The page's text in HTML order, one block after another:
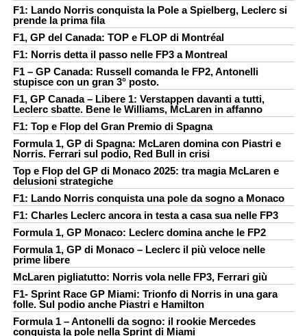
F1: Lando Norris conquista la Pole a Spielberg, Leclerc si
prende la prima fila
F1, GP del Canada: TOP e FLOP di Montréal
F1: Norris detta il passo nelle FP3 a Montreal
F1 – GP Canada: Russell comanda le FP2, Antonelli
stupisce con un gran 3° posto.
F1, GP Canada – Libere 1: Verstappen davanti a tutti,
Leclerc sbatte. Bene le Williams, McLaren in affanno
F1: Top e Flop del Gran Premio di Spagna
Formula 1, GP di Spagna: McLaren domina con Piastri e
Norris. Ferrari sul podio, Red Bull in crisi
Top e Flop del GP di Monaco 2025: tra magia McLaren e
delusioni strategiche
F1: Lando Norris conquista una pole da sogno a Monaco
F1: Charles Leclerc ancora in testa a casa sua nelle FP3
Formula 1, GP Monaco: Leclerc domina anche le FP2
Formula 1, GP di Monaco – Leclerc il più veloce nelle
prime libere
McLaren pigliatutto: Norris vola nelle FP3, Ferrari giù
F1- Sprint Race GP Miami: Trionfo di Norris in una gara
folle. Sul podio anche Piastri e Hamilton
Formula 1 – Antonelli da sogno: il rookie Mercedes
conquista la pole nella Sprint di Miami